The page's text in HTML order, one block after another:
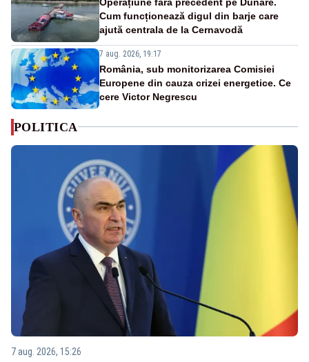
Cum funcționează digul din barje care
ajută centrala de la Cernavodă
7 aug. 2026, 19:17
România, sub monitorizarea Comisiei
Europene din cauza crizei energetice. Ce
cere Victor Negrescu
POLITICA
7 aug. 2026, 15:26